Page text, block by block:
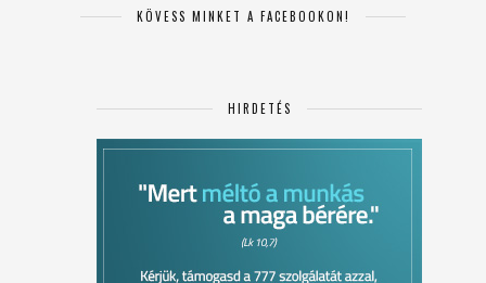
KÖVESS MINKET A FACEBOOKON!
HIRDETÉS